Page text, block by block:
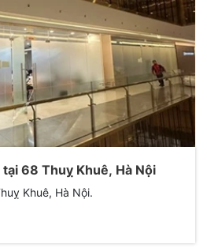
68 Thuỵ Khuê, Hà Nội
Khuê, Hà Nội.